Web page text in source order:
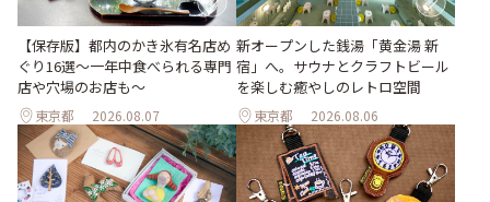
【保存版】都内のかき氷有名店め
ぐり16選～一年中食べられる専門
店や穴場のお店も～
東京都 2026.08.07
新オープンした銭湯「黄金湯 新
宿」へ。サウナとクラフトビール
を楽しむ癒やしのレトロ空間
東京都 2026.08.06